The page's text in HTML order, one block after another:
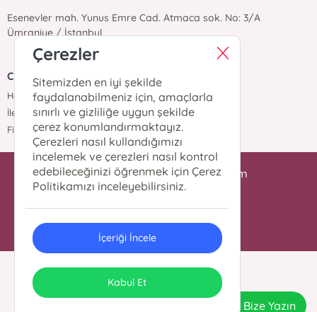
Esenevler mah. Yunus Emre Cad. Atmaca sok. No: 3/A
Ümraniye / İstanbul
Cantaş Yayınları
Hakkımızda
İletişim
Fiyat Listesi
iletisim@cantasyayinlari.com
0 216 344 98 87
Tasarım & Uygulama
Bize Yazın
Çerezler
Sitemizden en iyi şekilde
faydalanabilmeniz için, amaçlarla
sınırlı ve gizliliğe uygun şekilde
çerez konumlandırmaktayız.
Çerezleri nasıl kullandığımızı
incelemek ve çerezleri nasıl kontrol
edebileceğinizi öğrenmek için Çerez
Politikamızı inceleyebilirsiniz.
İçeriği İncele
Kabul Et